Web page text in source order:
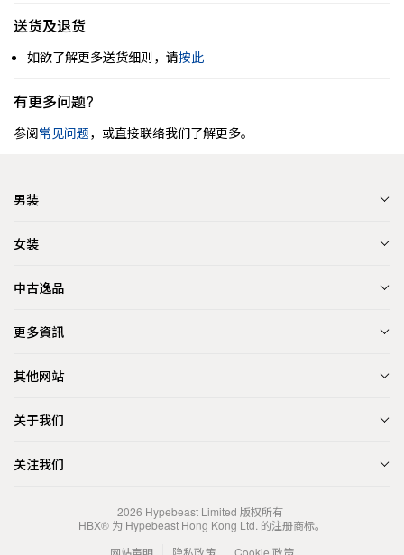
送货及退货
如欲了解更多送货细则，请按此
有更多问题?
参阅常见问题，或直接联络我们了解更多。
男装
女装
中古逸品
更多資訊
其他网站
关于我们
关注我们
2026 Hypebeast Limited 版权所有
HBX® 为 Hypebeast Hong Kong Ltd. 的注册商标。
网站声明
隐私政策 Cookie 政策